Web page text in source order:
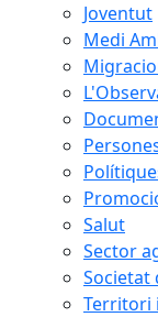
Joventut
Medi
Salut
Sector
Societat
Territori